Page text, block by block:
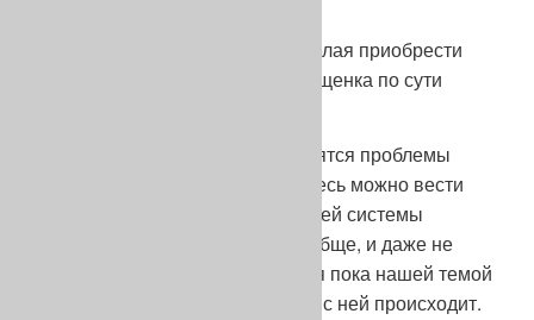
А просчитался он вот в чем. Желая приобрести
овчарку своей мечты, он купил щенка по сути
За таким частным случаем видятся проблемы
совершенно иного порядка. Здесь можно вести
речь о порочности существующей системы
культурного собаководства вообще, и даже не
только об этом. Но ограничимся пока нашей темой
– немецкой овчаркой и тем, что с ней происходит.